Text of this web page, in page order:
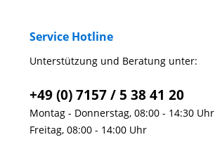
Service Hotline
Unterstützung und Beratung unter:
+49 (0) 7157 / 5 38 41 20
Montag - Donnerstag, 08:00 - 14:30 Uhr
Freitag, 08:00 - 14:00 Uhr